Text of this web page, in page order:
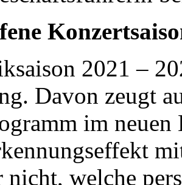
2021 –
Davon zeugt
im
nicht, welche